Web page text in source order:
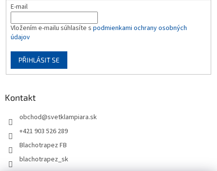
E-mail
Vložením e-mailu súhlasíte s podmienkami ochrany osobných
údajov
PŘIHLÁSIT SE
Kontakt
obchod@svetklampiara.sk
+421 903 526 289
Blachotrapez FB
blachotrapez_sk